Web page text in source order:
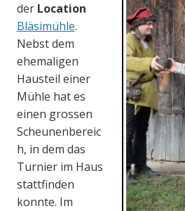
der Location
Bläsimühle.
Nebst dem
ehemaligen
Hausteil einer
Mühle hat es
einen grossen
Scheunenbereic
h, in dem das
Turnier im Haus
stattfinden
konnte. Im